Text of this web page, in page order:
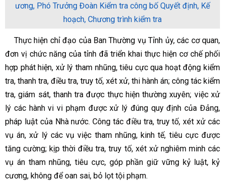
ương, Phó Trưởng Đoàn Kiểm tra công bố Quyết định, Kế
hoạch, Chương trình kiểm tra
Thực hiện chỉ đạo của Ban Thường vụ Tỉnh ủy, các cơ quan,
đơn vị chức năng của tỉnh đã triển khai thực hiện cơ chế phối
hợp phát hiện, xử lý tham nhũng, tiêu cực qua hoạt động kiểm
tra, thanh tra, điều tra, truy tố, xét xử, thi hành án; công tác kiểm
tra, giám sát, thanh tra được thực hiện thường xuyên; việc xử
lý các hành vi vi phạm được xử lý đúng quy định của Đảng,
pháp luật của Nhà nước. Công tác điều tra, truy tố, xét xử các
vụ án, xử lý các vụ việc tham nhũng, kinh tế, tiêu cực được
tăng cường; kịp thời điều tra, truy tố, xét xử nghiêm minh các
vụ án tham nhũng, tiêu cực, góp phần giữ vững kỷ luật, kỷ
cương, không để oan sai, bỏ lọt tội phạm.